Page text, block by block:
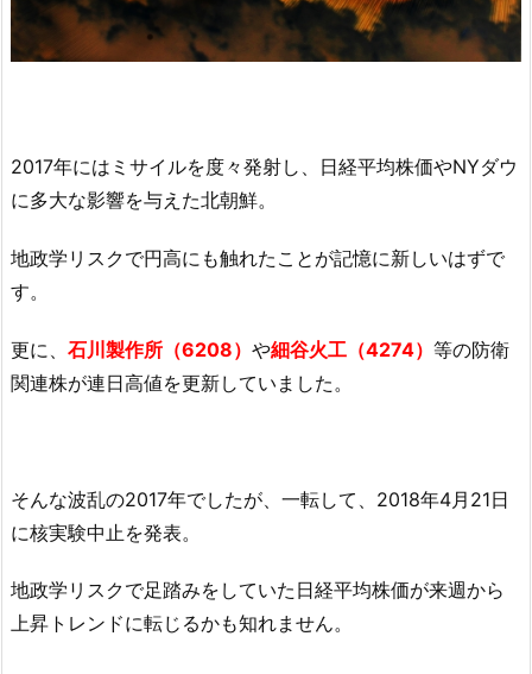
2017年にはミサイルを度々発射し、日経平均株価やNYダウ
に多大な影響を与えた北朝鮮。
地政学リスクで円高にも触れたことが記憶に新しいはずで
す。
更に、 石川製作所（6208） や細谷火工（4274） 等の防衛
関連株が連日高値を更新していました。
そんな波乱の2017年でしたが、一転して、2018年4月21日
に核実験中止を発表。
地政学リスクで足踏みをしていた日経平均株価が来週から
上昇トレンドに転じるかも知れません。